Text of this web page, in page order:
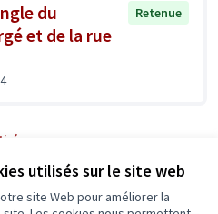
utilisés sur le site web
site Web pour améliorer la
du
et de la rue
Retenue
4